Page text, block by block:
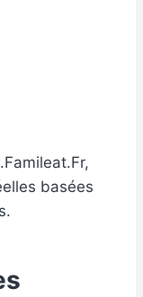
basées